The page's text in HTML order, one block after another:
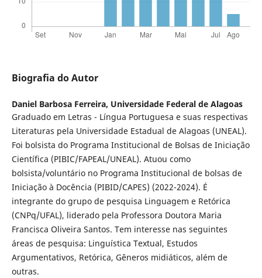
Biografia do Autor
Daniel Barbosa Ferreira, Universidade Federal de Alagoas
Graduado em Letras - Língua Portuguesa e suas respectivas
Literaturas pela Universidade Estadual de Alagoas (UNEAL).
Foi bolsista do Programa Institucional de Bolsas de Iniciação
Científica (PIBIC/FAPEAL/UNEAL). Atuou como
bolsista/voluntário no Programa Institucional de bolsas de
Iniciação à Docência (PIBID/CAPES) (2022-2024). É
integrante do grupo de pesquisa Linguagem e Retórica
(CNPq/UFAL), liderado pela Professora Doutora Maria
Francisca Oliveira Santos. Tem interesse nas seguintes
áreas de pesquisa: Linguística Textual, Estudos
Argumentativos, Retórica, Gêneros midiáticos, além de
outras.